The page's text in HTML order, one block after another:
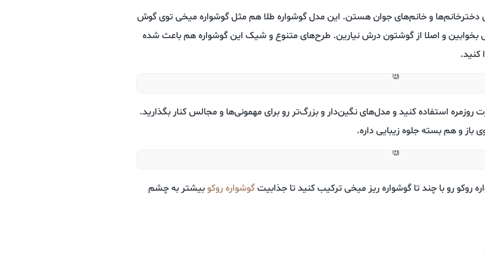
دخترخانم‌ها و خانم‌های جوان هستن. این مدل گوشواره طلا هم مثل گوشواره میخی توی گوش
بخوابین و اصلا از گوشتون درش نیارین. طرح‌های متنوع و شیک این گوشواره هم باعث شده
کنید.
استفاده کنید و مدل‌های نگین‌دار و بزرگ‌تر رو برای مهمونی‌ها و مجالس کنار بگذارید.
باز و هم بسته جلوه زیبایی داره.
روکو رو با چند تا گوشواره ریز میخی ترکیب کنید تا جذابیتگوشواره روکوبیشتر به چشم